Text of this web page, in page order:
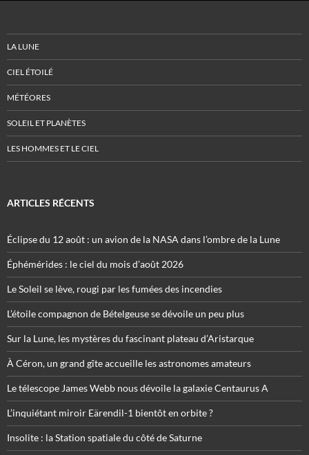
LA LUNE
CIEL ÉTOILÉ
MÉTÉORES
SOLEIL ET PLANÈTES
LES HOMMES ET LE CIEL
ARTICLES RÉCENTS
Éclipse du 12 août : un avion de la NASA dans l’ombre de la Lune
Éphémérides : le ciel du mois d’août 2026
Le Soleil se lève, rougi par les fumées des incendies
L’étoile compagnon de Bételgeuse se dévoile un peu plus
Sur la Lune, les mystères du fascinant plateau d’Aristarque
À Céron, un grand gîte accueille les astronomes amateurs
Le télescope James Webb nous dévoile la galaxie Centaurus A
L’inquiétant miroir Eärendil-1 bientôt en orbite ?
Insolite : la Station spatiale du côté de Saturne